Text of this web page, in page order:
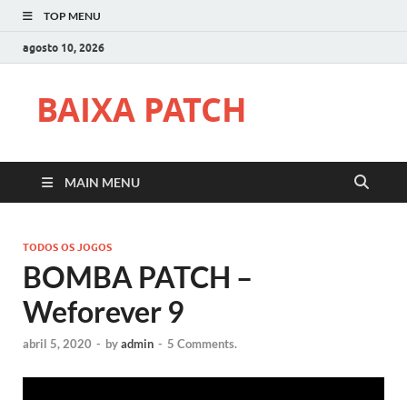
TOP MENU
agosto 10, 2026
BAIXA PATCH
MAIN MENU
TODOS OS JOGOS
BOMBA PATCH –
Weforever 9
abril 5, 2020 - byadmin - 5 Comments.